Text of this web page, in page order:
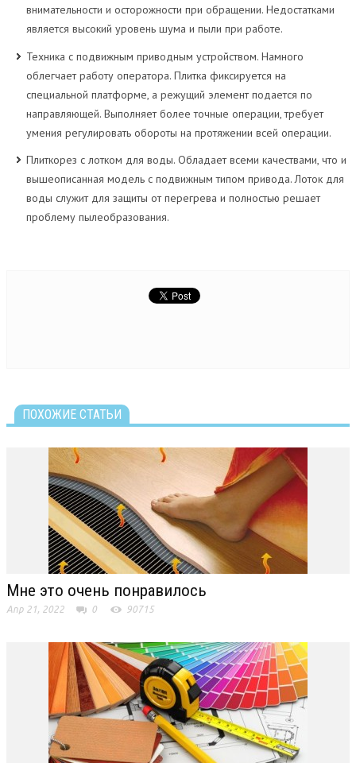
внимательности и осторожности при обращении. Недостатками
является высокий уровень шума и пыли при работе.
Техника с подвижным приводным устройством. Намного
облегчает работу оператора. Плитка фиксируется на
специальной платформе, а режущий элемент подается по
направляющей. Выполняет более точные операции, требует
умения регулировать обороты на протяжении всей операции.
Плиткорез с лотком для воды. Обладает всеми качествами, что и
вышеописанная модель с подвижным типом привода. Лоток для
воды служит для защиты от перегрева и полностью решает
проблему пылеобразования.
ПОХОЖИЕ СТАТЬИ
Мне это очень понравилось
Апр 21, 2022 0 90715